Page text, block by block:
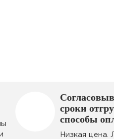
сроки
способы
Низкая цена.